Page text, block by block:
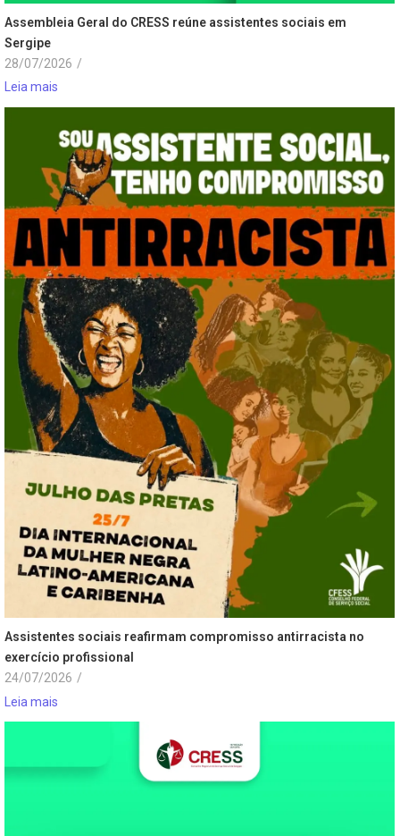
Assembleia Geral do CRESS reúne assistentes sociais em
Sergipe
28/07/2026 /
Leia mais
Assistentes sociais reafirmam compromisso antirracista no
exercício profissional
24/07/2026 /
Leia mais